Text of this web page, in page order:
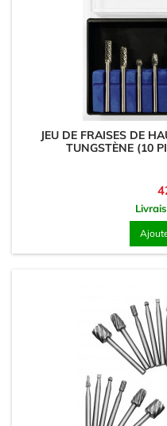
JEU DE FRAISES DE
TUNGSTÈNE (10